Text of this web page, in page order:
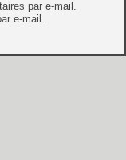
par e-mail.
e-mail.